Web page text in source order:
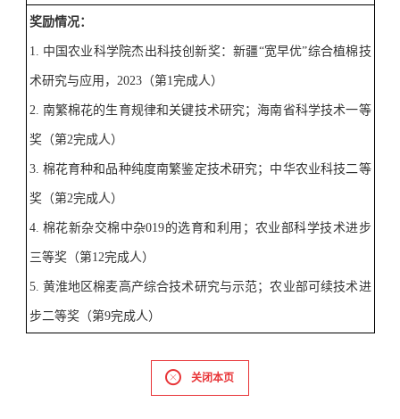
奖励情况：
1. 中国农业科学院杰出科技创新奖：新疆“宽早优”综合植棉技
术研究与应用， 2023（第1 完成人）
2. 南繁棉花的生育规律和关键技术研究；海南省科学技术一等
奖（第2完成人）
3. 棉花育种和品种纯度南繁鉴定技术研究；中华农业科技二等
奖（第2完成人）
4. 棉花新杂交棉中杂019的选育和利用；农业部科学技术进步
三等奖（第12完成人）
5. 黄淮地区棉麦高产综合技术研究与示范；农业部可续技术进
步二等奖（第9完成人）
关闭本页